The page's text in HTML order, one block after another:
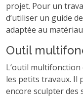
projet. Pour un
d’utiliser un guide
adaptée au
Outil
L’outil
les petits travaux. Il
encore sculpter des